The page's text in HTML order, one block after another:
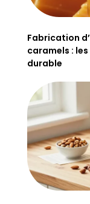
Fabrication
caramels :
durable